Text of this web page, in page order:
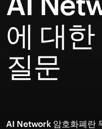
에 대
질문
AI Network 암호화폐란